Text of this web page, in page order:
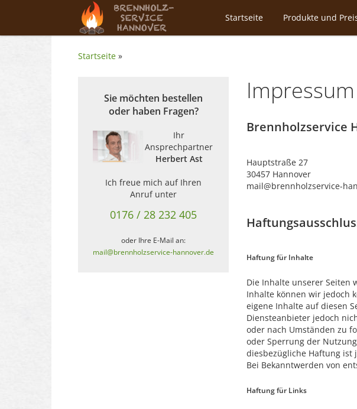
Startseite Produkte und
Startseite »
Impressum
Brennholzservice
Hauptstraße 27
30457 Hannover
mail@brennholzservice-
Haftung für Inhalte
Die Inhalte unserer Seiten
Inhalte können wir jedoch
eigene Inhalte auf diesen
Diensteanbieter jedoch
oder nach Umständen zu
oder Sperrung der
diesbezügliche Haftung ist
Bei Bekanntwerden von
Haftung für Links
Sie möchten bestellen
oder haben Fragen?
Ihr
Ansprechpartner
Herbert Ast
Ich freue mich auf Ihren
Anruf unter
0176 / 28 232 405
oder Ihre E-Mail an:
mail@brennholzservice-hannover.de